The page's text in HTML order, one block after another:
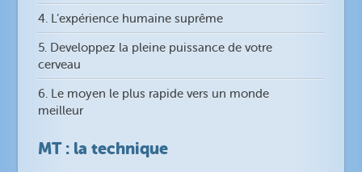
4. L’expérience humaine suprême
5. Developpez la pleine puissance de votre
cerveau
6. Le moyen le plus rapide vers un monde
meilleur
MT : la technique